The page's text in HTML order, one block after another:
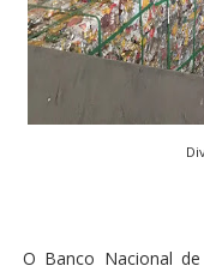
O Banco Nacional